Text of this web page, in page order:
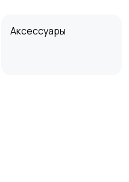
Аксессуары